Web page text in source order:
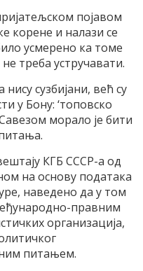
појавом
корене и налази се
усмерено ка томе
треба устручавати.
сузбијани, већ су
у Бону: ‘топовско
морало је бити
КГБ СССР-а од
на основу података
наведено да у том
правним
организација,
питањем.